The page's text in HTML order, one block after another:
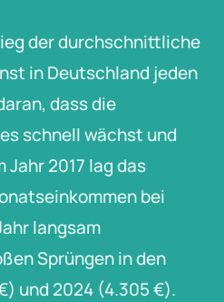
der durchschnittliche
in Deutschland jeden
dass die
schnell wächst und
Jahr 2017 lag das
bei
langsam
Sprüngen in den
und 2024 (4.305 €).